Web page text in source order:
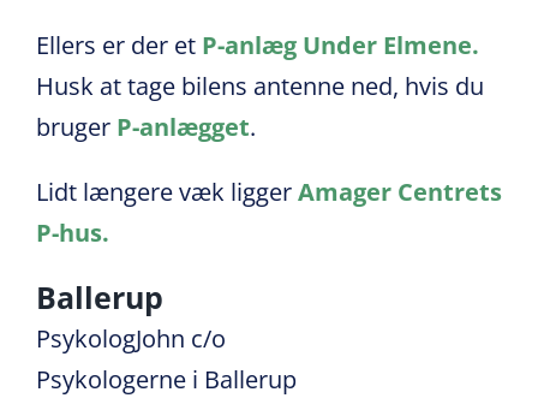
Ellers er der et P-anlæg Under Elmene.
Husk at tage bilens antenne ned, hvis du
bruger P-anlægget.
Lidt længere væk liggerAmager Centrets
P-hus.
Ballerup
PsykologJohn c/o
Psykologerne i Ballerup